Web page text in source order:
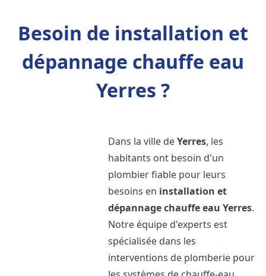
Besoin de installation et
dépannage chauffe eau
Yerres ?
Dans la ville deYerres, les
habitants ont besoin d'un
plombier fiable pour leurs
besoins en installation et
dépannage chauffe eau Yerres.
Notre équipe d'experts est
spécialisée dans les
interventions de plomberie pour